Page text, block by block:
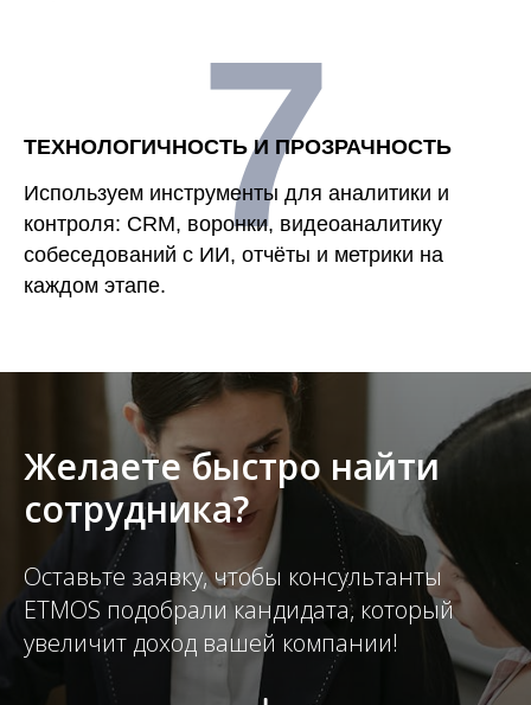
ТЕХНОЛОГИЧНОСТЬ И ПРОЗРАЧНОСТЬ
Используем инструменты для аналитики и
контроля: CRM, воронки, видеоаналитику
собеседований с ИИ, отчёты и метрики на
каждом этапе.
7
Желаете быстро найти
сотрудника?
Оставьте заявку, чтобы консультанты
ETMOS подобрали кандидата, который
увеличит доход вашей компании!